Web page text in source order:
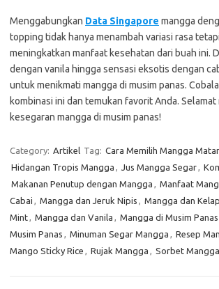
Menggabungkan Data Singapore mangga
topping tidak hanya menambah variasi rasa
meningkatkan manfaat kesehatan dari buah ini.
dengan vanila hingga sensasi eksotis dengan
untuk menikmati mangga di musim panas.
kombinasi ini dan temukan favorit Anda. Selamat
kesegaran mangga di musim panas!
Category: Artikel Tag: Cara Memilih Mangga
Hidangan Tropis Mangga , Jus Mangga Segar,
Makanan Penutup dengan Mangga , Manfaat
Cabai , Mangga dan Jeruk Nipis , Mangga dan
Mint, Mangga dan Vanila , Mangga di Musim Panas
Musim Panas , Minuman Segar Mangga , Resep
Mango Sticky Rice , Rujak Mangga , Sorbet Mangga